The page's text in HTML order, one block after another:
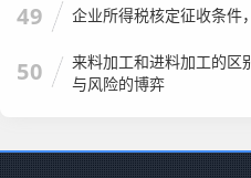
的路，不要在底稿的海洋里
的瓶颈，你的证书和经验是
天地广阔。
我是胡平，一个在注会行业
还在路上,希望你也从未放弃。
49 企业所得税核定征收条件
50
来料加工和进料加工的区
与风险的博弈